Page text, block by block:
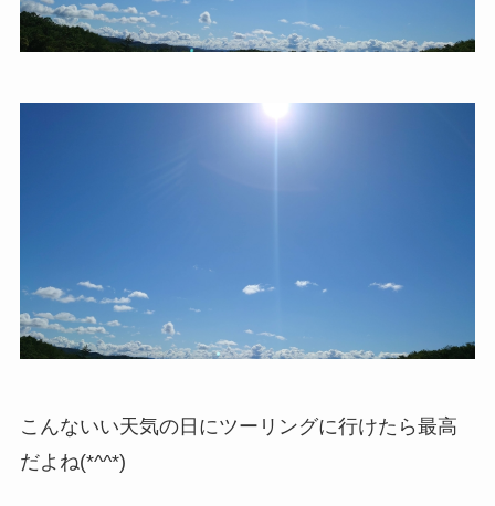
こんないい天気の日にツーリングに行けたら最高
だよね(*^^*)